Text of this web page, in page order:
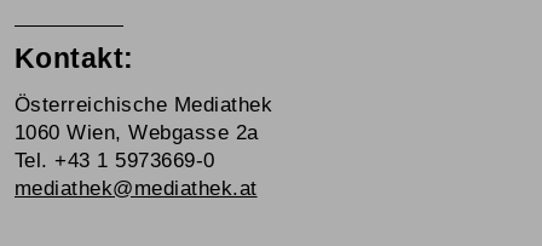
Kontakt:
Österreichische Mediathek
1060 Wien, Webgasse 2a
Tel. +43 1 5973669-0
mediathek@mediathek.at